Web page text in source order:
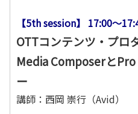
【5th session】 17:00～
OTTコンテンツ・プロ
Media Composerと
ー
講師：西岡 崇行（Avid）